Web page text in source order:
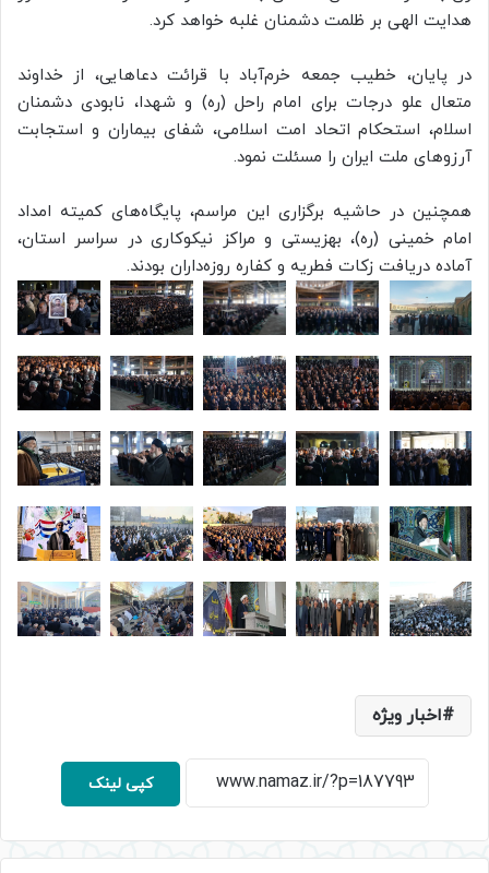
هدایت الهی بر ظلمت دشمنان غلبه خواهد کرد.
در پایان، خطیب جمعه خرم‌آباد با قرائت دعاهایی، از خداوند
متعال علو درجات برای امام راحل (ره) و شهدا، نابودی دشمنان
اسلام، استحکام اتحاد امت اسلامی، شفای بیماران و استجابت
آرزوهای ملت ایران را مسئلت نمود.
همچنین در حاشیه برگزاری این مراسم، پایگاه‌های کمیته امداد
امام خمینی (ره)، بهزیستی و مراکز نیکوکاری در سراسر استان،
آماده دریافت زکات فطریه و کفاره روزه‌داران بودند.
اخبار ویژه
کپی لینک